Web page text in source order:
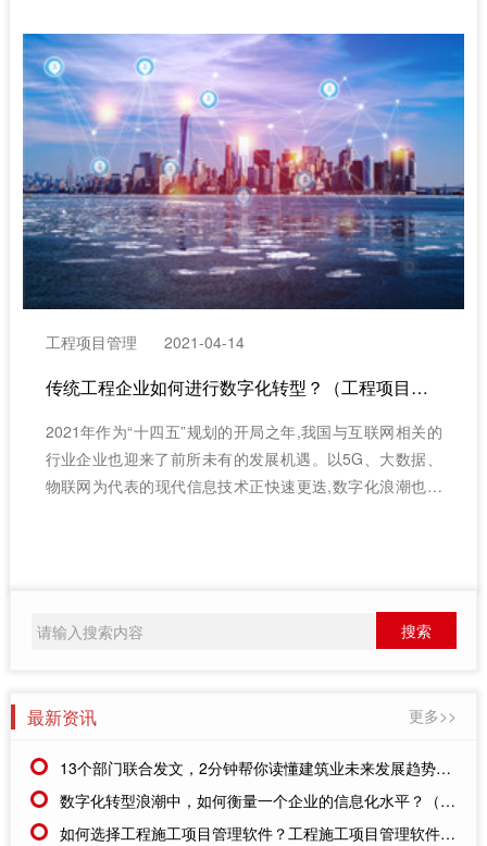
工程项目管理 2021-04-14
传统工程企业如何进行数字化转型？（工程项目管理系统）
2021年作为“十四五”规划的开局之年,我国与互联网相关的
行业企业也迎来了前所未有的发展机遇。以5G、大数据、
物联网为代表的现代信息技术正快速更迭,数字化浪潮也席
最新资讯 更多>>
13个部门联合发文，2分钟帮你读懂建筑业未来发展趋势！（施工企业数字化）
数字化转型浪潮中，如何衡量一个企业的信息化水平？（施工企业信息化）
如何选择工程施工项目管理软件？工程施工项目管理软件的一般职能有哪些